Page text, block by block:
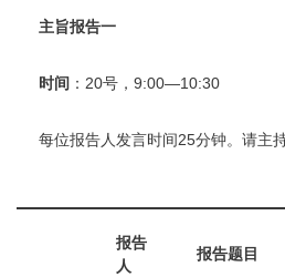
主旨报告一
时间 ：20号，9:00—10:30
每位报告人发言时间25分钟。请主
报告
人
报告题目